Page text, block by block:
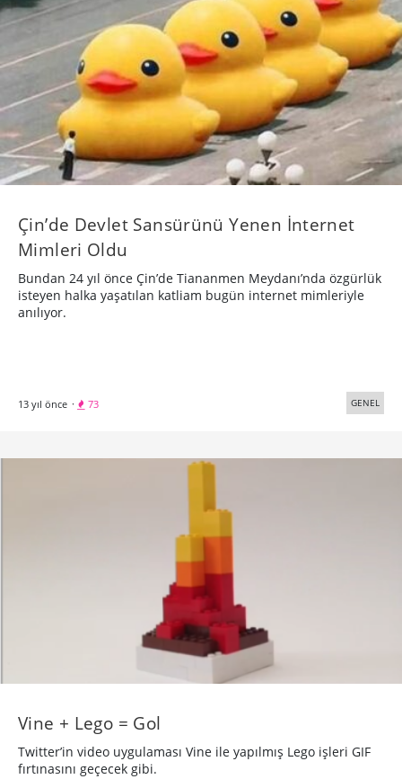
Çin’de Devlet Sansürünü Yenen İnternet
Mimleri Oldu
Bundan 24 yıl önce Çin’de Tiananmen Meydanı’nda özgürlük
isteyen halka yaşatılan katliam bugün internet mimleriyle
anılıyor.
13 yıl önce · 73 GENEL
Vine + Lego = Gol
Twitter’in video uygulaması Vine ile yapılmış Lego işleri GIF
fırtınasını geçecek gibi.